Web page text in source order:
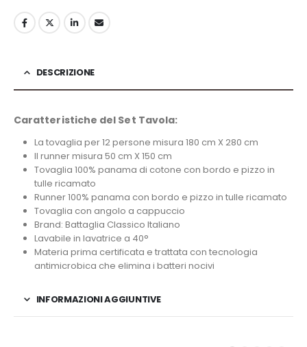
DESCRIZIONE
Caratteristiche del Set Tavola:
La tovaglia per 12 persone misura 180 cm X 280 cm
Il runner misura 50 cm X 150 cm
Tovaglia 100% panama di cotone con bordo e pizzo in
tulle ricamato
Runner 100% panama con bordo e pizzo in tulle ricamato
Tovaglia con angolo a cappuccio
Brand: Battaglia Classico Italiano
Lavabile in lavatrice a 40°
Materia prima certificata e trattata con tecnologia
antimicrobica che elimina i batteri nocivi
INFORMAZIONI AGGIUNTIVE